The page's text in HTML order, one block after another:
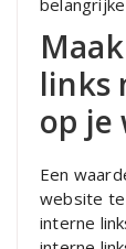
links
op je
Een
website te
interne